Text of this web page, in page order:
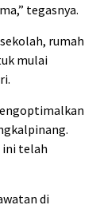
tegasnya.
rumah
mulai
ini telah
di